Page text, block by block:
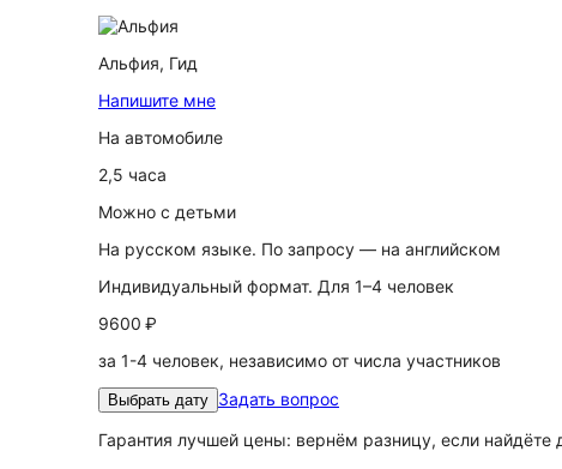
Альфия, Гид
Напишите мне
На автомобиле
2,5 часа
Можно с детьми
На русском языке. По запросу — на английском
Индивидуальный формат. Для 1–4 человек
9600 ₽
за 1-4 человек, независимо от числа участников
Выбрать дату Задать вопрос
Гарантия лучшей цены: вернём разницу, если найдёте